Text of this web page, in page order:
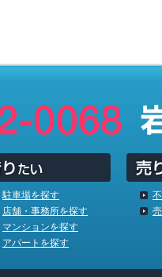
駐車場を探す
店舗・事務所を探す
マンションを探す
アパートを探す